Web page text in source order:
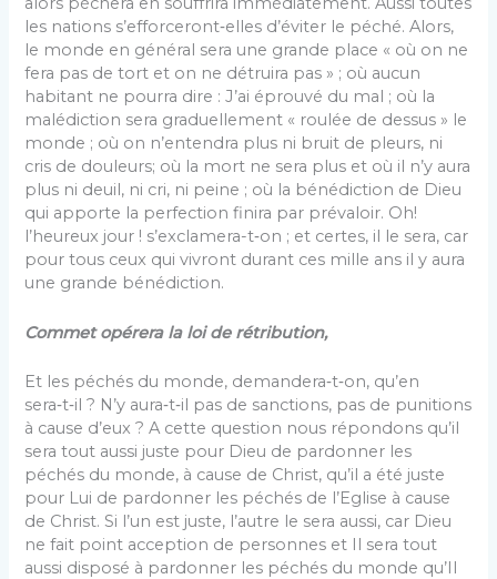
les nations s’efforceront‑elles d’éviter le péché. Alors,
le monde en général sera une grande place « où on ne
fera pas de tort et on ne détruira pas » ; où aucun
habitant ne pourra dire : J’ai éprouvé du mal ; où la
malédiction sera graduellement « roulée de dessus » le
monde ; où on n’entendra plus ni bruit de pleurs, ni
cris de douleurs; où la mort ne sera plus et où il n’y aura
plus ni deuil, ni cri, ni peine ; où la bénédiction de Dieu
qui apporte la perfection finira par prévaloir. Oh!
l’heureux jour ! s’exclamera-t‑on ; et certes, il le sera, car
pour tous ceux qui vivront durant ces mille ans il y aura
une grande bénédiction.
Commet opérera la loi de rétribution,
Et les péchés du monde, demandera‑t‑on, qu’en
sera‑t‑il ? N’y aura‑t‑il pas de sanctions, pas de punitions
à cause d’eux ? A cette question nous répondons qu’il
sera tout aussi juste pour Dieu de pardonner les
péchés du monde, à cause de Christ, qu’il a été juste
pour Lui de pardonner les péchés de l’Eglise à cause
de Christ. Si l’un est juste, l’autre le sera aussi, car Dieu
ne fait point acception de personnes et Il sera tout
aussi disposé à pardonner les péchés du monde qu’Il